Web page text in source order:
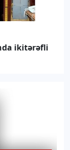
ikitərəfli